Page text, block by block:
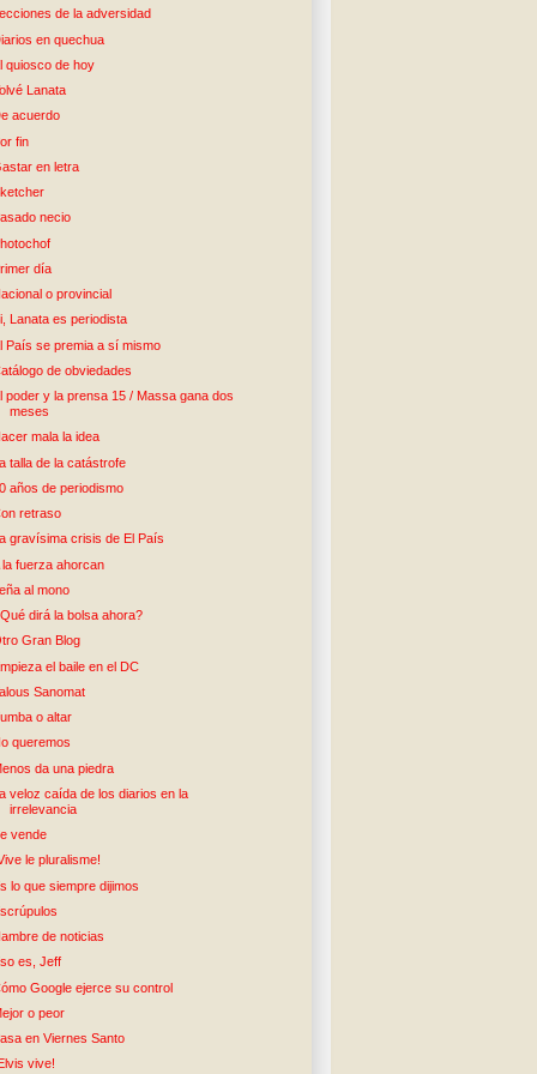
Lecciones de la adversidad
en quechua
quiosco de hoy
Lanata
acuerdo
fin
en letra
necio
día
o provincial
Lanata es periodista
País se premia a sí mismo
de obviedades
poder y la prensa 15 / Massa gana dos
meses
mala la idea
talla de la catástrofe
años de periodismo
retraso
La gravísima crisis de El País
la fuerza ahorcan
al mono
dirá la bolsa ahora?
Gran Blog
el baile en el DC
Sanomat
o altar
queremos
da una piedra
veloz caída de los diarios en la
irrelevancia
vende
le pluralisme!
lo que siempre dijimos
de noticias
es, Jeff
Google ejerce su control
o peor
en Viernes Santo
vive!